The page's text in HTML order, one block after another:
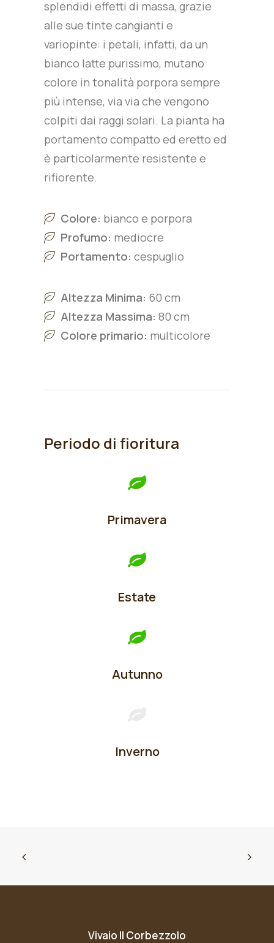
splendidi effetti di massa, grazie
alle sue tinte cangianti e
variopinte: i petali, infatti, da un
bianco latte purissimo, mutano
colore in tonalità porpora sempre
più intense, via via che vengono
colpiti dai raggi solari. La pianta ha
portamento compatto ed eretto ed
è particolarmente resistente e
rifiorente.
Colore: bianco e porpora
Profumo: mediocre
Portamento: cespuglio
Altezza Minima: 60 cm
Altezza Massima: 80 cm
Colore primario: multicolore
Periodo di fioritura
Primavera
Estate
Autunno
Inverno
Vivaio Il Corbezzolo